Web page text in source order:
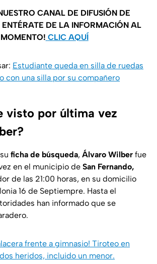
CANAL DE DIFUSIÓN DE
DE LA INFORMACIÓN AL
MOMENTO! CLIC AQUÍ
Estudiante queda en silla de ruedas
con una silla por su compañero
visto por última vez
ficha de búsqueda, Álvaro Wilber fue
en el municipio de San Fernando,
de las 21:00 horas, en su domicilio
16 de Septiempre. Hasta el
han informado que se
frente a gimnasio! Tiroteo en
heridos, incluido un menor.